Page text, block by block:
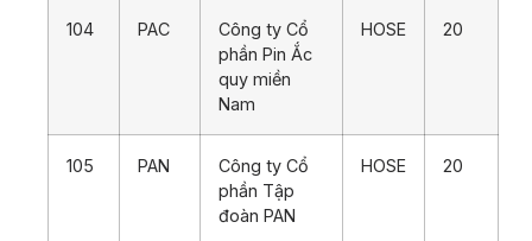
104 PAC
Công ty Cổ
phần Pin Ắc
quy miền
Nam
HOSE 20
105 PAN
Công ty Cổ
phần Tập
đoàn PAN
HOSE 20